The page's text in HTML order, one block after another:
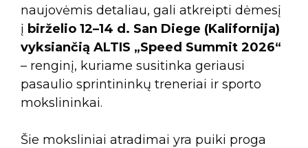
naujovėmis detaliau, gali atkreipti dėmesį
į birželio 12–14 d. San Diege (Kalifornija)
vyksiančią ALTIS „Speed Summit 2026“
– renginį, kuriame susitinka geriausi
pasaulio sprintininkų treneriai ir sporto
mokslininkai.
Šie moksliniai atradimai yra puiki proga